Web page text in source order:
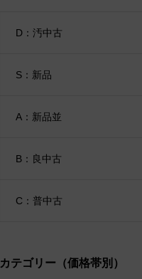
D：汚中古
S：新品
A：新品並
B：良中古
C：普中古
カテゴリー（価格帯別）